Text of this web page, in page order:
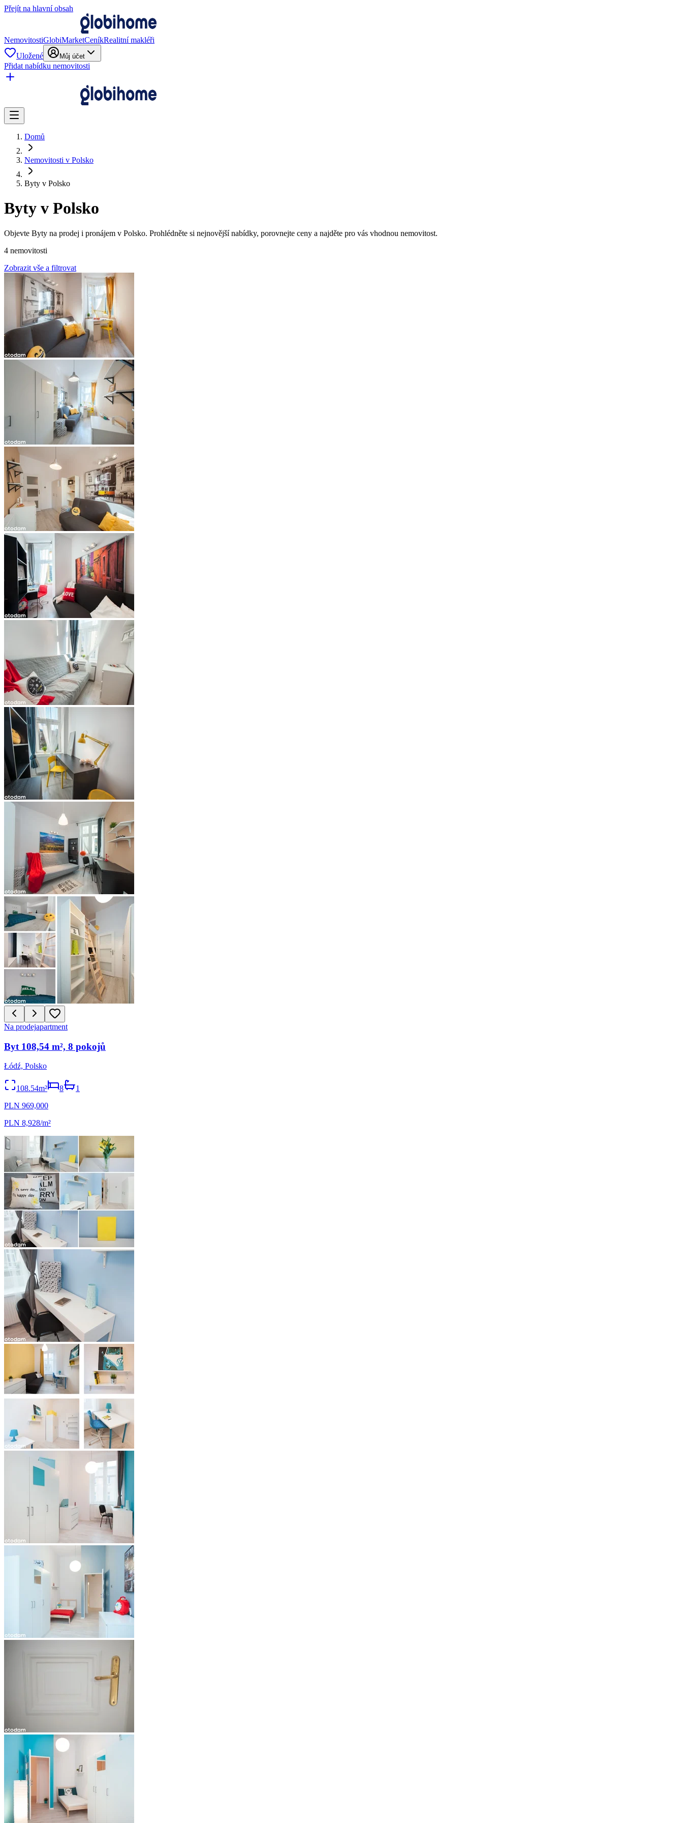
Přejít na hlavní obsah
NemovitostiGlobiMarketCeníkRealitní makléři
Uložené
Můj účet
Přidat nabídku nemovitosti
Domů
Nemovitosti v Polsko
Byty v Polsko
Byty v Polsko
Objevte Byty na prodej i pronájem v Polsko. Prohlédněte si nejnovější nabídky, porovnejte ceny a najděte pro vás vhodnou nemovitost.
4 nemovitosti
Zobrazit vše a filtrovat
Na prodejapartment
Byt 108,54 m², 8 pokojů
Łódź, Polsko
108.54m² 8
1
PLN 969,000
PLN 8,928/m²